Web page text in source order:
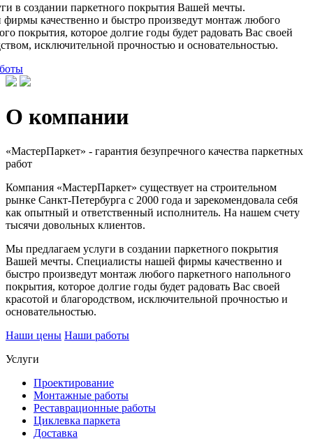
в создании паркетного покрытия Вашей мечты.
качественно и быстро произведут монтаж любого
покрытия, которое долгие годы будет радовать Вас своей
исключительной прочностью и основательностью.
О компании
«МастерПаркет» - гарантия безупречного качества паркетных
работ
Компания «МастерПаркет» существует на строительном
рынке Санкт-Петербурга с 2000 года и зарекомендовала себя
как опытный и ответственный исполнитель. На нашем счету
тысячи довольных клиентов.
Мы предлагаем услуги в создании паркетного покрытия
Вашей мечты. Специалисты нашей фирмы качественно и
быстро произведут монтаж любого паркетного напольного
покрытия, которое долгие годы будет радовать Вас своей
красотой и благородством, исключительной прочностью и
основательностью.
Наши цены Наши работы
Услуги
Проектирование
Монтажные работы
Реставрационные работы
Циклевка паркета
Доставка